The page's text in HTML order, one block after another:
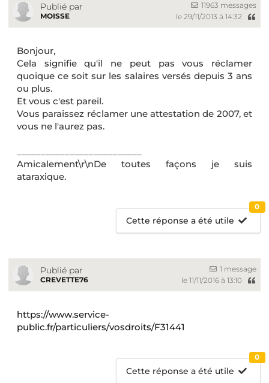
Publié par
MOISSE
11963 messages
le 29/11/2013 à 14:32
Bonjour,
Cela signifie qu'il ne peut pas vous réclamer
quoique ce soit sur les salaires versés depuis 3 ans
ou plus.
Et vous c'est pareil.
Vous paraissez réclamer une attestation de 2007, et
vous ne l'aurez pas.
Amicalement\r\nDe toutes façons je suis
ataraxique.
Cette réponse a été utile
0
Publié par
CREVETTE76
1 message
le 11/11/2016 à 13:10
https://www.service-
public.fr/particuliers/vosdroits/F31441
Cette réponse a été utile
0